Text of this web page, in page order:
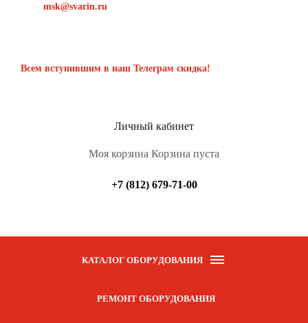
msk@svarin.ru
Всем вступившим в наш Телеграм скидка!
Личный кабинет
Моя корзина Корзина пуста
+7 (812) 679-71-00
КАТАЛОГ ОБОРУДОВАНИЯ
РЕМОНТ ОБОРУДОВАНИЯ